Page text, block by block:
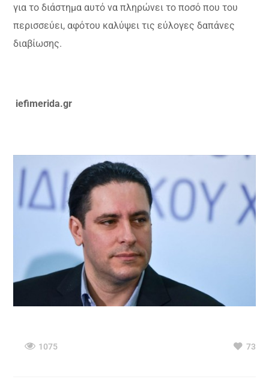
για το διάστημα αυτό να πληρώνει το ποσό που του
περισσεύει, αφότου καλύψει τις εύλογες δαπάνες
διαβίωσης.
iefimerida.gr
1075 73